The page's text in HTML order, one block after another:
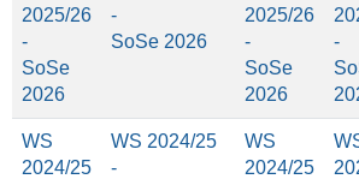
2025/26
-
SoSe
2026
-
SoSe 2026
2025/26
-
SoSe
2026
-
WS
2024/25
WS 2024/25
-
WS
2024/25